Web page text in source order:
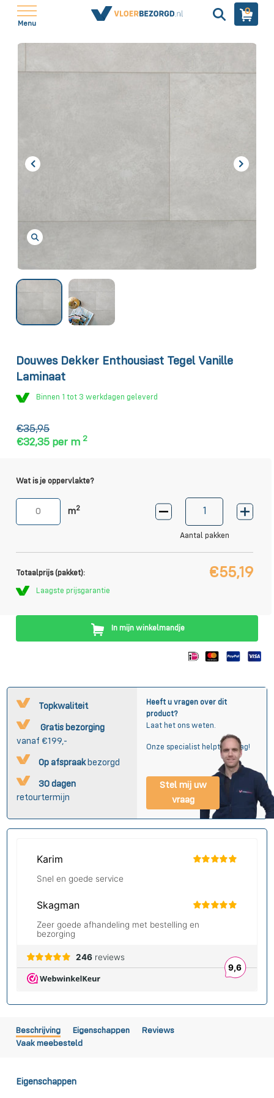
Menu
0
Douwes Dekker Enthousiast Tegel Vanille
Laminaat
Binnen 1 tot 3 werkdagen geleverd
€35,95
€32,35 per m 2
Wat is je oppervlakte?
m2
Aantal pakken
Totaalprijs (pakket): €55,19
Laagste prijsgarantie
In mijn winkelmandje
Topkwaliteit
Gratis bezorging
vanaf €199,-
Op afspraak bezorgd
30 dagen
retourtermijn
Heeft u vragen over dit
product?
Laat het ons weten.
Onze specialist helpt u graag!
Stel mij uw
vraag
Beschrijving Eigenschappen
Reviews
Vaak meebesteld
Eigenschappen